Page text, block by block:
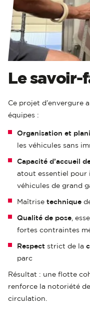
Le savoir-
Ce projet d’envergure
équipes :
Organisation et
les véhicules sans
Capacité d’accueil
atout essentiel pour
véhicules de grand
Maîtrise technique
Qualité de pose ,
fortes contraintes
Respect strict de la
parc
Résultat : une flotte
renforce la notoriété de
circulation.